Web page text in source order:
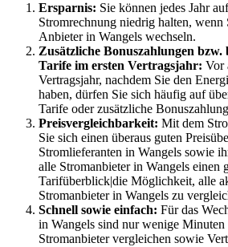
Ersparnis: Sie können jedes Jahr
Stromrechnung niedrig halten, wenn
Anbieter in Wangels wechseln.
Zusätzliche Bonuszahlungen bzw.
Tarife im ersten Vertragsjahr: Vor
Vertragsjahr, nachdem Sie den
haben, dürfen Sie sich häufig auf
Tarife oder zusätzliche
Preisvergleichbarkeit: Mit dem
Sie sich einen überaus guten
Stromlieferanten in Wangels sowie
alle Stromanbieter in Wangels einen
Tarifüberblick|die Möglichkeit, alle
Stromanbieter in Wangels zu
Schnell sowie einfach: Für das
in Wangels sind nur wenige
Stromanbieter vergleichen sowie